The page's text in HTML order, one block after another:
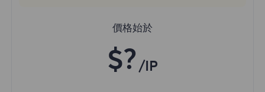
價格始於
$? /IP